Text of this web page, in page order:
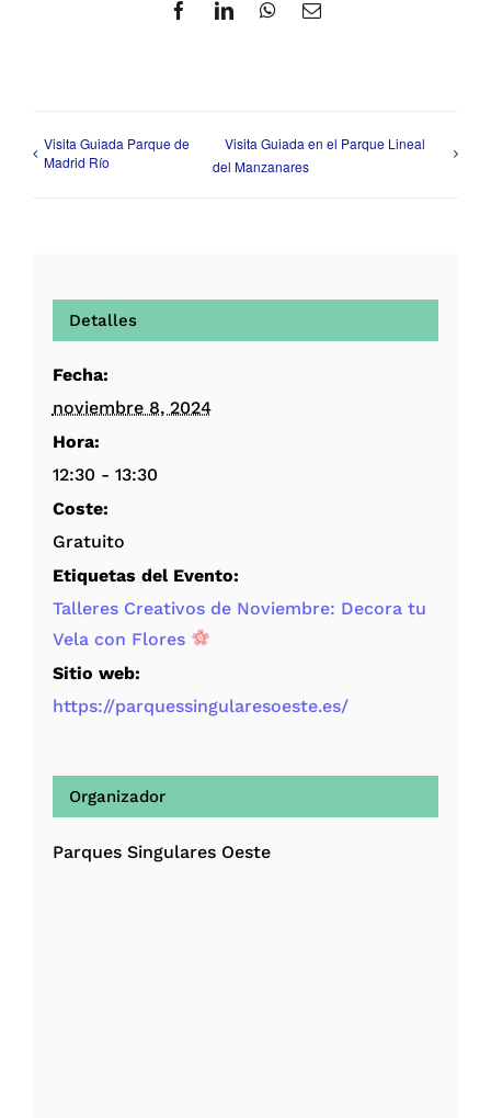
FacebookLinkedInWhatsApp
Correo
Visita Guiada Parque de
Madrid Río
Visita Guiada en el Parque Lineal
del Manzanares
Detalles
Fecha:
noviembre 8, 2024
Hora:
12:30 - 13:30
Coste:
Gratuito
Etiquetas del Evento:
Talleres Creativos de Noviembre: Decora tu
Vela con Flores
Sitio web:
https://parquessingularesoeste.es/
Organizador
Parques Singulares Oeste